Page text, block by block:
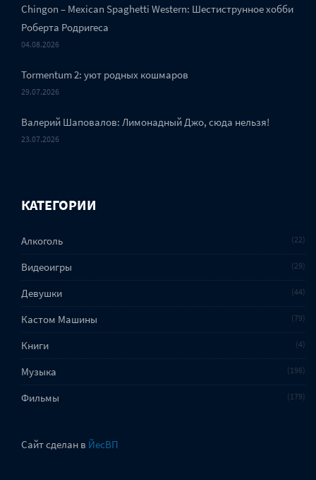
Chingon – Mexican Spaghetti Western: Шестиструнное хобби
Роберта Родригеса
04.08.2026
Tormentum 2: уют родных кошмаров
29.07.2026
Валерий Шаповалов: Лимонадный Джо, сюда нельзя!
23.07.2026
КАТЕГОРИИ
Алкоголь 22
Видеоигры 29
Девушки 44
Кастом Машины 79
Книги 4
Музыка 196
Фильмы 179
Сайт сделан в ЙесВП